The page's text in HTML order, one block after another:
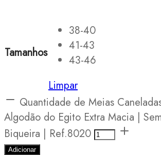
Tamanhos
38-40
41-43
43-46
Limpar
Quantidade de Meias
Algodão do Egito Extra Macia |
Biqueira | Ref.8020
Adicionar